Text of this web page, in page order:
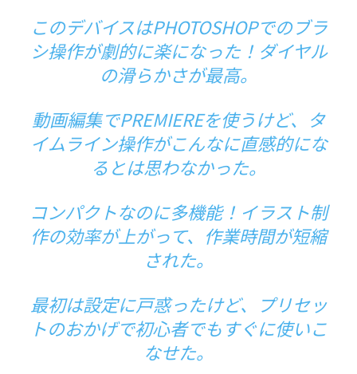
このデバイスはPHOTOSHOPでのブラ
シ操作が劇的に楽になった！ダイヤル
の滑らかさが最高。
動画編集でPREMIEREを使うけど、タ
イムライン操作がこんなに直感的にな
るとは思わなかった。
コンパクトなのに多機能！イラスト制
作の効率が上がって、作業時間が短縮
された。
最初は設定に戸惑ったけど、プリセッ
トのおかげで初心者でもすぐに使いこ
なせた。